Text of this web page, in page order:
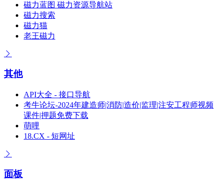
磁力蓝图 磁力资源导航站
磁力搜索
磁力猫
老王磁力
其他
API大全 - 接口导航
考牛论坛-2024年建造师|消防|造价|监理|注安工程师视频
课件|押题免费下载
萌哩
18.CX - 短网址
面板